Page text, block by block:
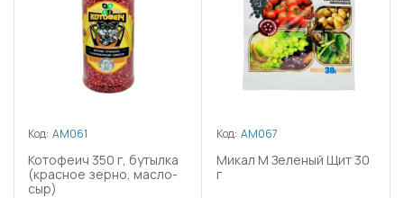
Код: АМ061
Котофеич 350 г, бутылка
(красное зерно, масло-
сыр)
Код: АМ067
Микал М Зеленый Щит 30
г